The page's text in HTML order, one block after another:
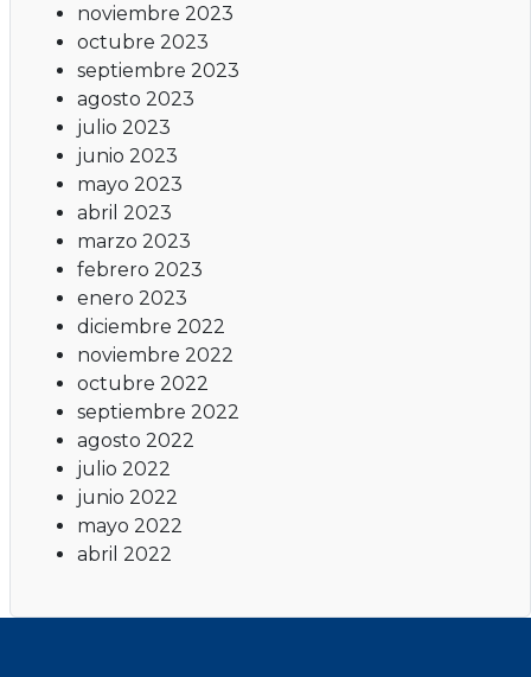
noviembre 2023
octubre 2023
septiembre 2023
agosto 2023
julio 2023
junio 2023
mayo 2023
abril 2023
marzo 2023
febrero 2023
enero 2023
diciembre 2022
noviembre 2022
octubre 2022
septiembre 2022
agosto 2022
julio 2022
junio 2022
mayo 2022
abril 2022